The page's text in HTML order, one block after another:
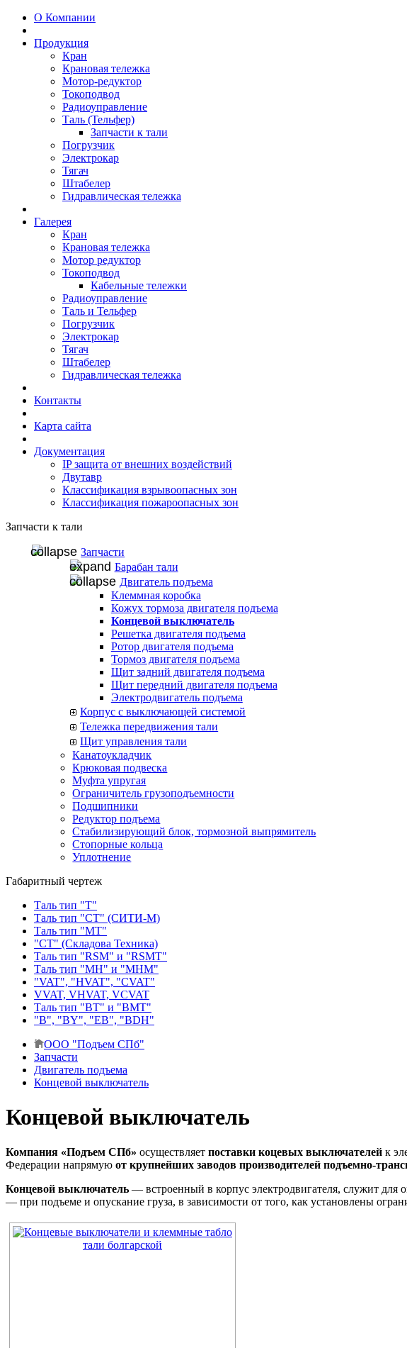
О Компании
Продукция
Кран
Крановая тележка
Мотор-редуктор
Токоподвод
Радиоуправление
Таль (Тельфер)
Запчасти к тали
Погрузчик
Электрокар
Тягач
Штабелер
Гидравлическая тележка
Галерея
Кран
Крановая тележка
Мотор редуктор
Токоподвод
Кабельные тележки
Радиоуправление
Таль и Тельфер
Погрузчик
Электрокар
Тягач
Штабелер
Гидравлическая тележка
Контакты
Карта сайта
Документация
IP защита от внешних воздействий
Двутавр
Классификация взрывоопасных зон
Классификация пожароопасных зон
Запчасти к тали
Запчасти
Барабан тали
Двигатель подъема
Клеммная коробка
Кожух тормоза двигателя подъема
Концевой выключатель
Решетка двигателя подъема
Ротор двигателя подъема
Тормоз двигателя подъема
Щит задний двигателя подъема
Щит передний двигателя подъема
Электродвигатель подъема
Корпус с выключающей системой
Тележка передвижения тали
Щит управления тали
Канатоукладчик
Крюковая подвеска
Муфта упругая
Ограничитель грузоподъемности
Подшипники
Редуктор подъема
Стабилизирующий блок, тормозной выпрямитель
Стопорные кольца
Уплотнение
Габаритный чертеж
Таль тип "Т"
Таль тип "СТ" (СИТИ-М)
Таль тип "МТ"
"СТ" (Складова Техника)
Таль тип "RSМ" и "RSMT"
Таль тип "MH" и "МНМ"
"VAT", "HVAT", "CVAT"
VVAT, VHVAT, VCVAT
Таль тип "BT" и "BMT"
"В", "BY", "EВ", "BDH"
ООО "Подъем СПб"
Запчасти
Двигатель подъема
Концевой выключатель
Концевой выключатель
Компания «Подъем СПб» осуществляет поставки коцевых выключателей к
Федерации напрямую от крупнейших заводов производителей подъемно-
Концевой выключатель — встроенный в корпус электродвигателя, служит
— при подъеме и опускание груза, в зависимости от того, как установлены